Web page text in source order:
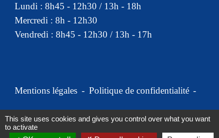
Lundi : 8h45 - 12h30 / 13h - 18h
Mercredi : 8h - 12h30
Vendredi : 8h45 - 12h30 / 13h - 17h
Mentions légales - Politique de confidentialité -
Accessibilité - Plan du site -
Gestion des cookies
This site uses cookies and gives you control over what you want
to activate